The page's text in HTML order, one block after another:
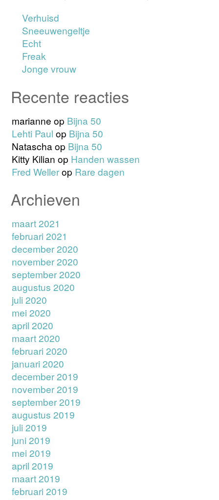
Verhuisd
Sneeuwengeltje
Echt
Freak
Jonge vrouw
Recente reacties
marianne op Bijna 50
Lehti Paul op Bijna 50
Nataschaop Bijna 50
Kitty Kilian op Handen wassen
Fred Wellerop Rare dagen
Archieven
maart 2021
februari 2021
december 2020
november 2020
september 2020
augustus 2020
juli 2020
mei 2020
april 2020
maart 2020
februari 2020
januari 2020
december 2019
november 2019
september 2019
augustus 2019
juli 2019
juni 2019
mei 2019
april 2019
maart 2019
februari 2019